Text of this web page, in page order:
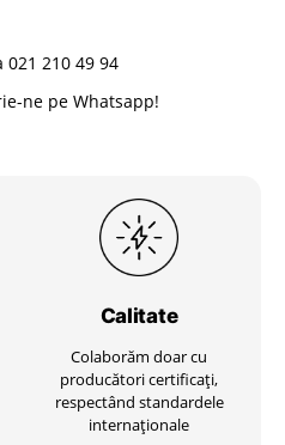
021 210 49 94
ne pe Whatsapp!
Calitate
Colaborăm doar cu
producători certificați,
respectând standardele
internaționale